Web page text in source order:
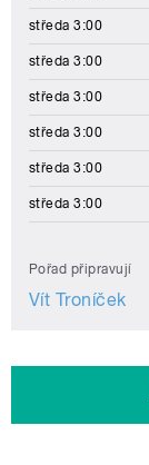
středa 3:00
středa 3:00
středa 3:00
středa 3:00
středa 3:00
středa 3:00
Pořad připravují
Vít Troníček